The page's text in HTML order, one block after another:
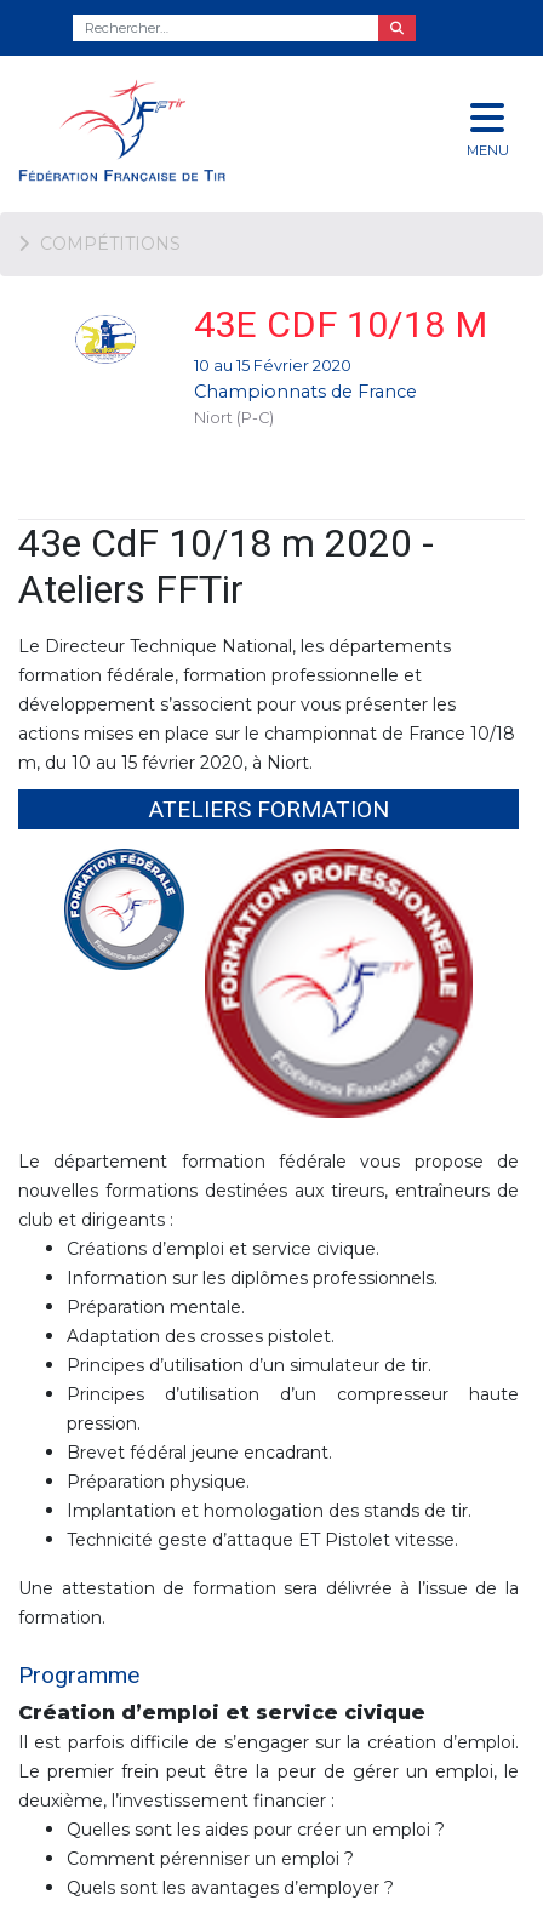
MENU
COMPÉTITIONS
43E CDF 10/18 M
10 au 15 Février 2020
Championnats de France
Niort (P-C)
43e CdF 10/18 m 2020 -
Ateliers FFTir
Le Directeur Technique National, les départements
formation fédérale, formation professionnelle et
développement s’associent pour vous présenter les
actions mises en place sur le championnat de France 10/18
m, du 10 au 15 février 2020, à Niort.
ATELIERS FORMATION
Le département formation fédérale vous propose de
nouvelles formations destinées aux tireurs, entraîneurs de
club et dirigeants :
Créations d’emploi et service civique.
Information sur les diplômes professionnels.
Préparation mentale.
Adaptation des crosses pistolet.
Principes d’utilisation d’un simulateur de tir.
Principes d’utilisation d’un compresseur haute
pression.
Brevet fédéral jeune encadrant.
Préparation physique.
Implantation et homologation des stands de tir.
Technicité geste d’attaque ET Pistolet vitesse.
Une attestation de formation sera délivrée à l’issue de la
formation.
Programme
Création d’emploi et service civique
Il est parfois difficile de s’engager sur la création d’emploi.
Le premier frein peut être la peur de gérer un emploi, le
deuxième, l’investissement financier :
Quelles sont les aides pour créer un emploi ?
Comment pérenniser un emploi ?
Quels sont les avantages d’employer ?